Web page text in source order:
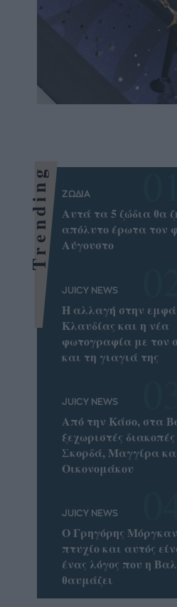
Trending ΖΩΔΙΑ
Αυτά τα 5 ζώδια θα
απόλυτο έρωτα τον
Αύγουστο
JUICY NEWS
Η αλλαγή στην
Κλαυδίας και η νέα
φωτογραφία με τον
και τη γιαγιά της
JUICY NEWS
Από την Κάσο, στα
ξεχωριστές διακοπές
Σκορδά, Μαγγίρα
Οικονομάκου
JUICY NEWS
Ο Γρηγόρης Μόργκαν
πτυχίο και αυτός
ένας λόγος που η
θαυμάζει